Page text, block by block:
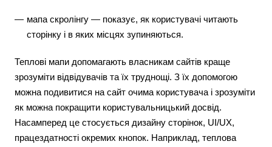
мапа скролінгу — показує, як користувачі читають
сторінку і в яких місцях зупиняються.
Теплові мапи допомагають власникам сайтів краще
зрозуміти відвідувачів та їх труднощі. З їх допомогою
можна подивитися на сайт очима користувача і зрозуміти
як можна покращити користувальницький досвід.
Насамперед це стосується дизайну сторінок, UI/UX,
працездатності окремих кнопок. Наприклад, теплова